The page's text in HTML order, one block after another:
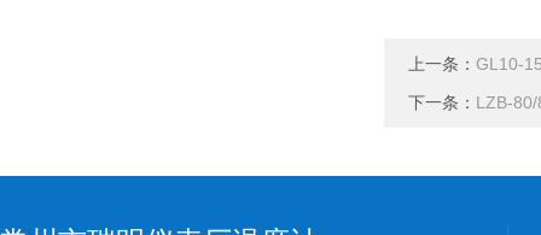
上一条： GL10-
下一条： LZB-